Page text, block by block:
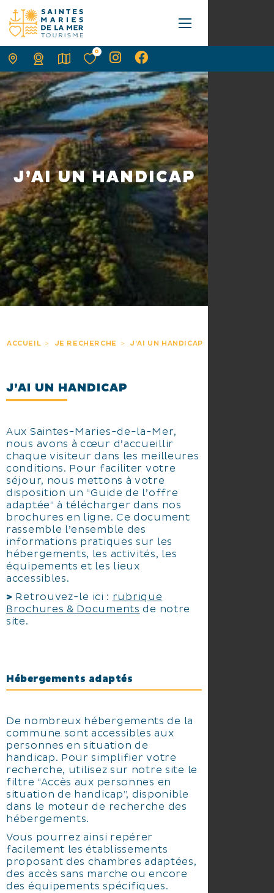
J’AI UN HANDICAP
ACCUEIL JE RECHERCHE J’AI UN HANDICAP
J’AI UN HANDICAP
Aux Saintes-Maries-de-la-Mer,
nous avons à cœur d’accueillir
chaque visiteur dans les meilleures
conditions. Pour faciliter votre
séjour, nous mettons à votre
disposition un “Guide de l’offre
adaptée” à télécharger dans nos
brochures en ligne. Ce document
rassemble l’ensemble des
informations pratiques sur les
hébergements, les activités, les
équipements et les lieux
accessibles.
> Retrouvez-le ici : rubrique
Brochures & Documents de notre
site.
Hébergements adaptés
De nombreux hébergements de la
commune sont accessibles aux
personnes en situation de
handicap. Pour simplifier votre
recherche, utilisez sur notre site le
filtre “Accès aux personnes en
situation de handicap”, disponible
dans le moteur de recherche des
hébergements.
Vous pourrez ainsi repérer
facilement les établissements
proposant des chambres adaptées,
des accès sans marche ou encore
des équipements spécifiques.
0